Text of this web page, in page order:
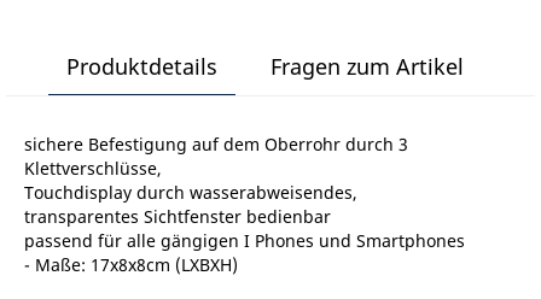
Produktdetails Fragen zum Artikel
sichere Befestigung auf dem Oberrohr durch 3
Klettverschlüsse,
Touchdisplay durch wasserabweisendes,
transparentes Sichtfenster bedienbar
passend für alle gängigen I Phones und Smartphones
- Maße: 17x8x8cm (LXBXH)